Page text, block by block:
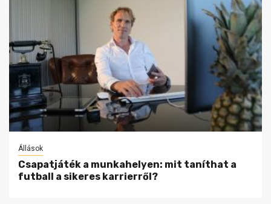
Állások
Csapatjáték a munkahelyen: mit taníthat a
futball a sikeres karrierről?